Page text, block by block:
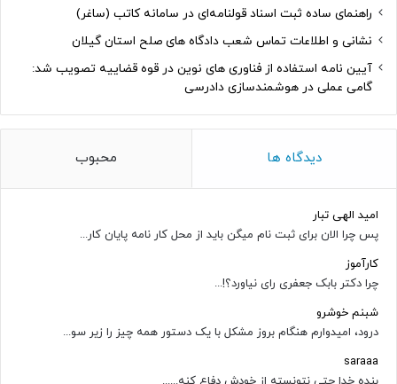
راهنمای ساده ثبت اسناد قولنامه‌ای در سامانه کاتب (ساغر)
نشانی و اطلاعات تماس شعب دادگاه های صلح استان گیلان
آیین نامه استفاده از فناوری های نوین در قوه قضاییه تصویب شد:
گامی عملی در هوشمندسازی دادرسی
دیدگاه ها محبوب
امید الهی تبار
پس چرا الان برای ثبت نام میگن باید از محل کار نامه پایان کار...
کارآموز
چرا دکتر بابک جعفری رای نیاورد؟!...
شبنم خوشرو
درود، امیدوارم هنگام بروز مشکل با یک دستور همه چیز را زیر سو...
saraaa